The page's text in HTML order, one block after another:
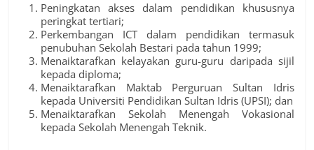
Peningkatan akses dalam pendidikan khususnya
peringkat tertiari;
Perkembangan ICT dalam pendidikan termasuk
penubuhan Sekolah Bestari pada tahun 1999;
Menaiktarafkan kelayakan guru-guru daripada sijil
kepada diploma;
Menaiktarafkan Maktab Perguruan Sultan Idris
kepada Universiti Pendidikan Sultan Idris (UPSI); dan
Menaiktarafkan Sekolah Menengah Vokasional
kepada Sekolah Menengah Teknik.